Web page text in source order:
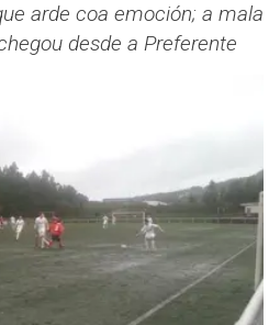
arde coa emoción; a mala
desde a Preferente